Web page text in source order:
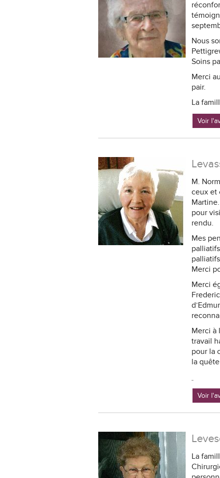
Nous
Soins
Merci
pair.
La
Voir
M.
ceux et
pour
rendu.
Mes
Merci
Merci
Merci à
travail
pour la
la
Voir
La